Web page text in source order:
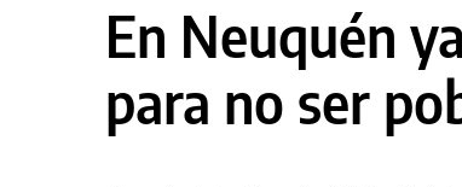
En Neuquén
para no ser